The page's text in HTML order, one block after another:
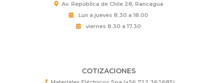
Av. República de Chile 28, Rancagua
Lun a jueves 8.30 a 18.00
viernes 8.30 a 17.30
COTIZACIONES